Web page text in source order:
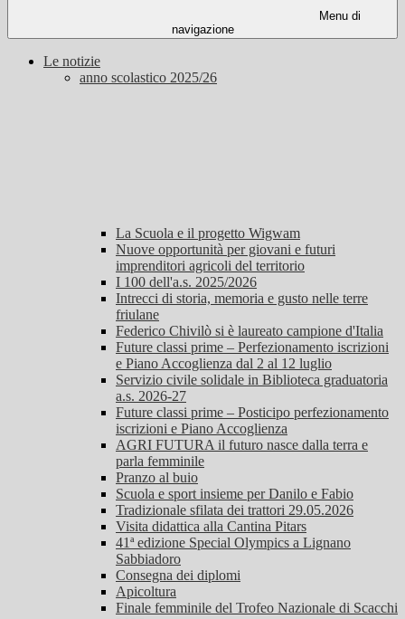
Menu di
navigazione
Le notizie
anno scolastico 2025/26
La Scuola e il progetto Wigwam
Nuove opportunità per giovani e futuri
imprenditori agricoli del territorio
I 100 dell'a.s. 2025/2026
Intrecci di storia, memoria e gusto nelle terre
friulane
Federico Chivilò si è laureato campione d'Italia
Future classi prime – Perfezionamento iscrizioni
e Piano Accoglienza dal 2 al 12 luglio
Servizio civile solidale in Biblioteca graduatoria
a.s. 2026-27
Future classi prime – Posticipo perfezionamento
iscrizioni e Piano Accoglienza
AGRI FUTURA il futuro nasce dalla terra e
parla femminile
Pranzo al buio
Scuola e sport insieme per Danilo e Fabio
Tradizionale sfilata dei trattori 29.05.2026
Visita didattica alla Cantina Pitars
41ª edizione Special Olympics a Lignano
Sabbiadoro
Consegna dei diplomi
Apicoltura
Finale femminile del Trofeo Nazionale di Scacchi